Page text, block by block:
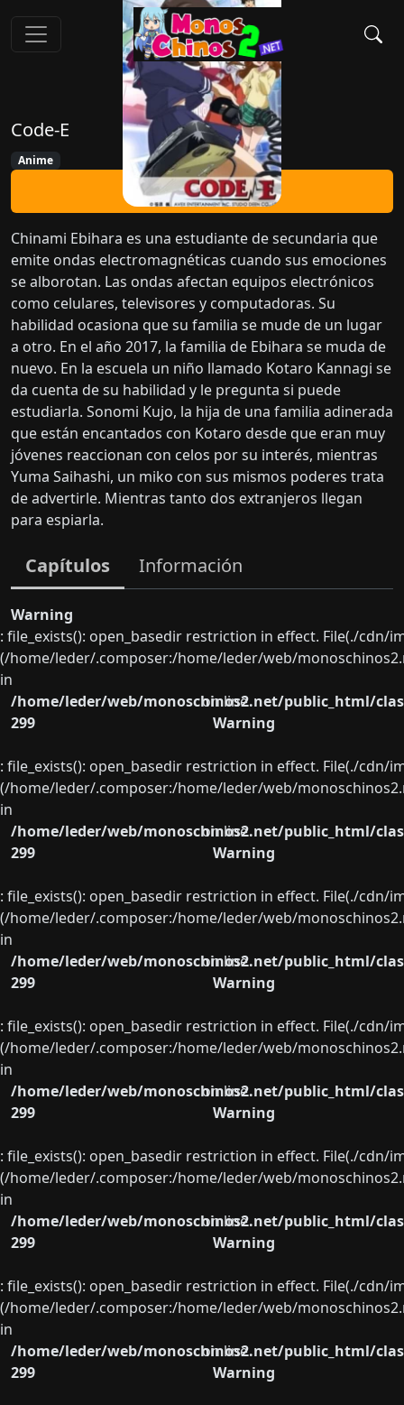
Code-E
Anime
Ver Ahora
Chinami Ebihara es una estudiante de secundaria que
emite ondas electromagnéticas cuando sus emociones
se alborotan. Las ondas afectan equipos electrónicos
como celulares, televisores y computadoras. Su
habilidad ocasiona que su familia se mude de un lugar
a otro. En el año 2017, la familia de Ebihara se muda de
nuevo. En la escuela un niño llamado Kotaro Kannagi se
da cuenta de su habilidad y le pregunta si puede
estudiarla. Sonomi Kujo, la hija de una familia adinerada
que están encantados con Kotaro desde que eran muy
jóvenes reaccionan con celos por su interés, mientras
Yuma Saihashi, un miko con sus mismos poderes trata
de advertirle. Mientras tanto dos extranjeros llegan
para espiarla.
Capítulos Información
Warning
: file_exists(): open_basedir restriction in effect. File(./
(/home/leder/.composer:/home/leder/web/
in
/home/leder/web/monoschinos2.net/public_html/
on line
299
Warning
: file_exists(): open_basedir restriction in effect. File(./
(/home/leder/.composer:/home/leder/web/
in
/home/leder/web/monoschinos2.net/public_html/
on line
299
Warning
: file_exists(): open_basedir restriction in effect. File(./
(/home/leder/.composer:/home/leder/web/
in
/home/leder/web/monoschinos2.net/public_html/
on line
299
Warning
: file_exists(): open_basedir restriction in effect. File(./
(/home/leder/.composer:/home/leder/web/
in
/home/leder/web/monoschinos2.net/public_html/
on line
299
Warning
: file_exists(): open_basedir restriction in effect. File(./
(/home/leder/.composer:/home/leder/web/
in
/home/leder/web/monoschinos2.net/public_html/
on line
299
Warning
: file_exists(): open_basedir restriction in effect. File(./
(/home/leder/.composer:/home/leder/web/
in
/home/leder/web/monoschinos2.net/public_html/
on line
299
Warning